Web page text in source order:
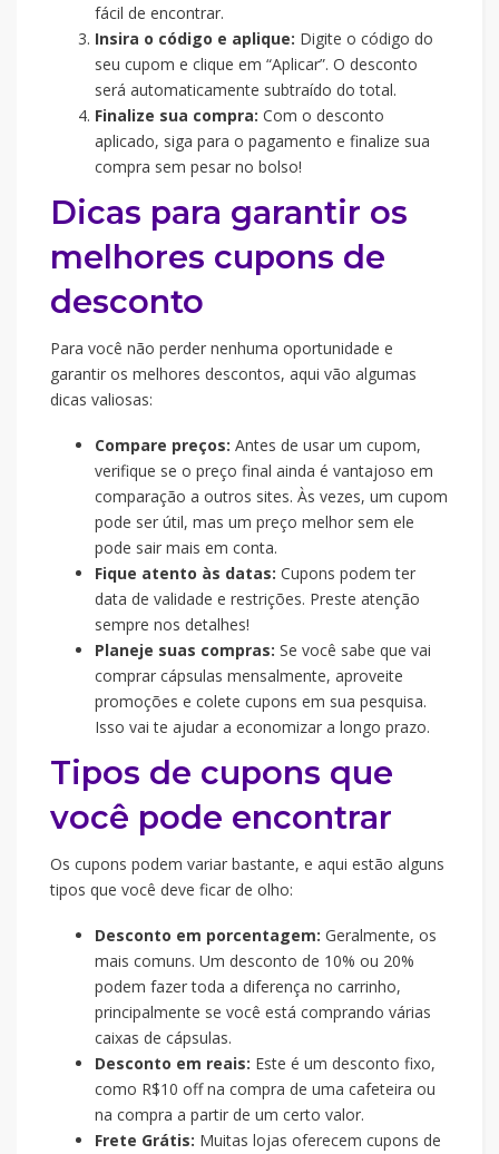
fácil de encontrar.
Insira o código e aplique: Digite o código do
seu cupom e clique em “Aplicar”. O desconto
será automaticamente subtraído do total.
Finalize sua compra: Com o desconto
aplicado, siga para o pagamento e finalize sua
compra sem pesar no bolso!
Dicas para garantir os
melhores cupons de
desconto
Para você não perder nenhuma oportunidade e
garantir os melhores descontos, aqui vão algumas
dicas valiosas:
Compare preços: Antes de usar um cupom,
verifique se o preço final ainda é vantajoso em
comparação a outros sites. Às vezes, um cupom
pode ser útil, mas um preço melhor sem ele
pode sair mais em conta.
Fique atento às datas: Cupons podem ter
data de validade e restrições. Preste atenção
sempre nos detalhes!
Planeje suas compras: Se você sabe que vai
comprar cápsulas mensalmente, aproveite
promoções e colete cupons em sua pesquisa.
Isso vai te ajudar a economizar a longo prazo.
Tipos de cupons que
você pode encontrar
Os cupons podem variar bastante, e aqui estão alguns
tipos que você deve ficar de olho:
Desconto em porcentagem: Geralmente, os
mais comuns. Um desconto de 10% ou 20%
podem fazer toda a diferença no carrinho,
principalmente se você está comprando várias
caixas de cápsulas.
Desconto em reais: Este é um desconto fixo,
como R$10 off na compra de uma cafeteira ou
na compra a partir de um certo valor.
Frete Grátis: Muitas lojas oferecem cupons de